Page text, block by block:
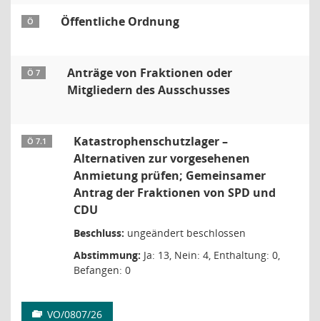
Ö Öffentliche Ordnung
Ö 7
Anträge von Fraktionen oder
Mitgliedern des Ausschusses
Ö 7.1
Katastrophenschutzlager –
Alternativen zur vorgesehenen
Anmietung prüfen; Gemeinsamer
Antrag der Fraktionen von SPD und
CDU
Beschluss: ungeändert beschlossen
Abstimmung: Ja: 13, Nein: 4, Enthaltung: 0,
Befangen: 0
VO/0807/26